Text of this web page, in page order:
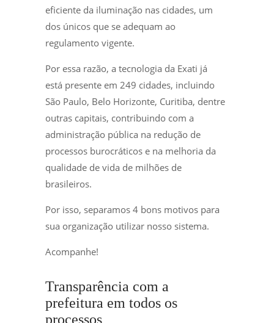
eficiente da iluminação nas cidades, um
dos únicos que se adequam ao
regulamento vigente.
Por essa razão, a tecnologia da Exati já
está presente em 249 cidades, incluindo
São Paulo, Belo Horizonte, Curitiba, dentre
outras capitais, contribuindo com a
administração pública na redução de
processos burocráticos e na melhoria da
qualidade de vida de milhões de
brasileiros.
Por isso, separamos 4 bons motivos para
sua organização utilizar nosso sistema.
Acompanhe!
Transparência com a
prefeitura em todos os
processos